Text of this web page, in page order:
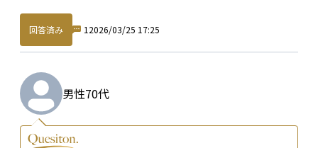
回答済み 1 2026/03/25 17:25
男性70代